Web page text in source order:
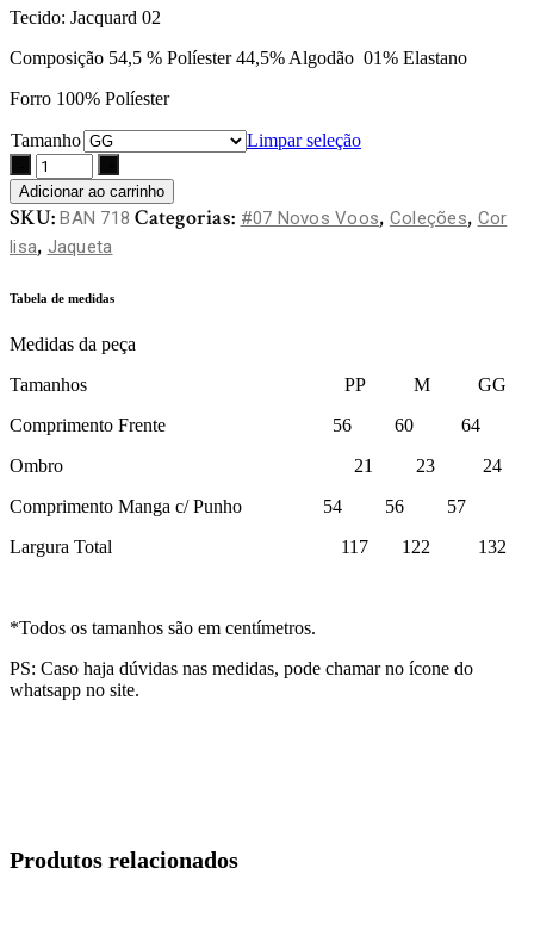
Tecido: Jacquard 02
Composição 54,5 % Políester 44,5% Algodão 01% Elastano
Forro 100% Políester
Tamanho Limpar seleção
Adicionar ao carrinho
SKU:BAN 718 Categorias: #07 Novos Voos, Coleções, Cor
lisa, Jaqueta
Tabela de medidas
Medidas da peça
Tamanhos PP M GG
Comprimento Frente 56 60 64
Ombro 21 23 24
Comprimento Manga c/ Punho 54 56 57
Largura Total 117 122 132
*Todos os tamanhos são em centímetros.
PS: Caso haja dúvidas nas medidas, pode chamar no ícone do
whatsapp no site.
Produtos relacionados